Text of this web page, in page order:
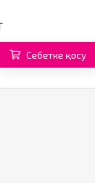
Себетке қосу